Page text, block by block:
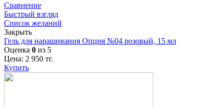
Сравнение
Быстрый взгляд
Список желаний
Закрыть
Гель для наращивания Опция №04 розовый, 15 мл
Оценка 0 из 5
Цена: 2 950 тг.
Купить